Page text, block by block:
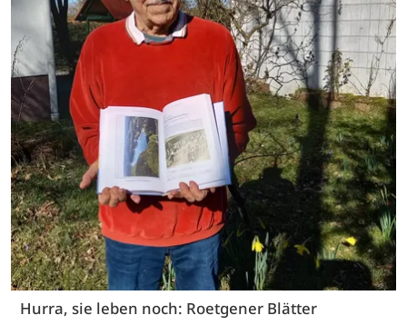
Hurra, sie leben noch: Roetgener Blätter